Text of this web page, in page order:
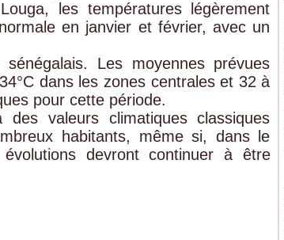
les températures légèrement
en janvier et février, avec un
Les moyennes prévues
dans les zones centrales et 32 à
pour cette période.
valeurs climatiques classiques
habitants, même si, dans le
devront continuer à être